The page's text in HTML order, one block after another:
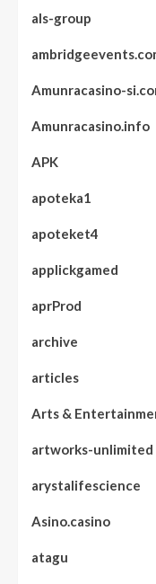
als-group
Amunracasino-
Amunracasino.info
APK
apoteka1
apoteket4
applickgamed
aprProd
archive
articles
Arts &
artworks-unlimited
arystalifescience
Asino.casino
atagu